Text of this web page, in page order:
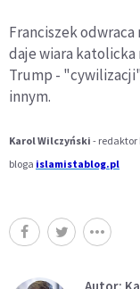
Franciszek
daje wiara katolicka
Trump -
innym.
Karol Wilczyński - redaktor
bloga islamistablog.pl
Autor: